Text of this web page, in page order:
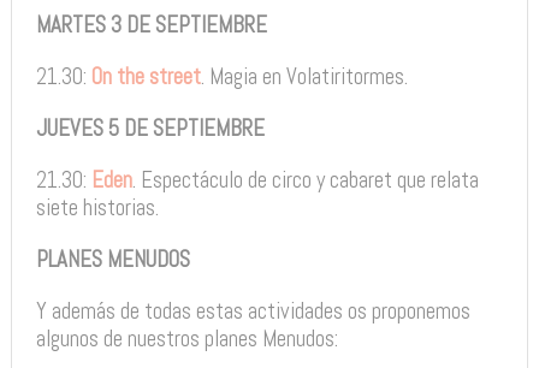
MARTES 3 DE SEPTIEMBRE
21.30: On the street. Magia en Volatiritormes.
JUEVES 5 DE SEPTIEMBRE
21.30: Eden. Espectáculo de circo y cabaret que relata
siete historias.
PLANES MENUDOS
Y además de todas estas actividades os proponemos
algunos de nuestros planes Menudos: